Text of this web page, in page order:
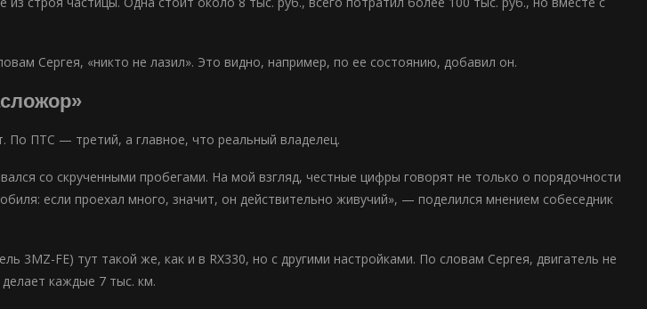
Сергея, «никто не лазил». Это видно, например, по ее состоянию, добавил он.
По ПТС — третий, а главное, что реальный владелец.
со скрученными пробегами. На мой взгляд, честные цифры говорят не только о порядочности
если проехал много, значит, он действительно живучий», — поделился мнением собеседник
3MZ-FE) тут такой же, как и в RX330, но с другими настройками. По словам Сергея, двигатель не
каждые 7 тыс. км.